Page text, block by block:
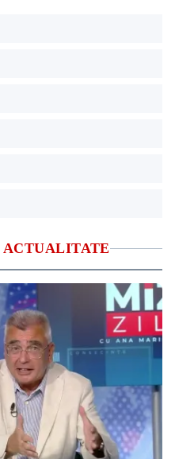
ACTUALITATE